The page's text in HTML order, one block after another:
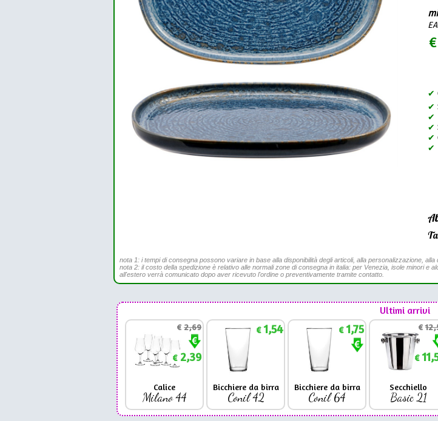
✔
✔
✔
✔
✔
✔
nota 1: i tempi di consegna possono variare in base alla disponibilità degli articoli, alla personalizzazione,
nota 2: il costo della spedizione è relativo alle normali zone di consegna in italia: per Venezia, isole minori
all'estero verrà comunicato dopo aver ricevuto l'ordine o preventivamente tramite contatto.
Ultimi arrivi
€2,69
€2,39
Calice
Milano 44
€1,54
Bicchiere da birra
Conil 42
€1,75
Bicchiere da birra
Conil 64
€
€
Secchiello
Basic 21